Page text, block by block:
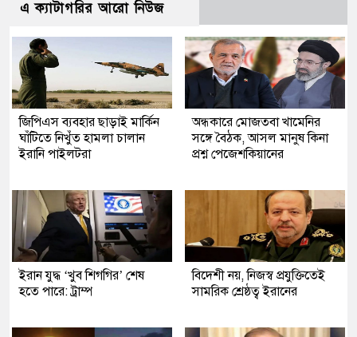
এ ক্যাটাগরির আরো নিউজ
জিপিএস ব্যবহার ছাড়াই মার্কিন
ঘাঁটিতে নিখুঁত হামলা চালান
ইরানি পাইলটরা
অন্ধকারে মোজতবা খামেনির
সঙ্গে বৈঠক, আসল মানুষ কিনা
প্রশ্ন পেজেশকিয়ানের
ইরান যুদ্ধ ‘খুব শিগগির’ শেষ
হতে পারে: ট্রাম্প
বিদেশী নয়, নিজস্ব প্রযুক্তিতেই
সামরিক শ্রেষ্ঠত্ব ইরানের